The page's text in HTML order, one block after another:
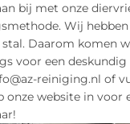
bij met onze
Wij
Daarom komen
voor een deskundig
reiniging.nl of
website in voor